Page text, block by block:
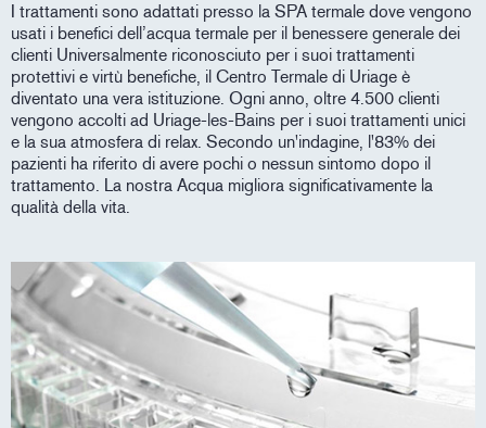
I trattamenti sono adattati presso la SPA termale dove vengono
usati i benefici dell’acqua termale per il benessere generale dei
clienti Universalmente riconosciuto per i suoi trattamenti
protettivi e virtù benefiche, il Centro Termale di Uriage è
diventato una vera istituzione. Ogni anno, oltre 4.500 clienti
vengono accolti ad Uriage-les-Bains per i suoi trattamenti unici
e la sua atmosfera di relax. Secondo un'indagine, l'83% dei
pazienti ha riferito di avere pochi o nessun sintomo dopo il
trattamento. La nostra Acqua migliora significativamente la
qualità della vita.